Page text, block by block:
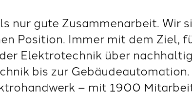
nur gute Zusammenarbeit. Wir
Position. Immer mit dem Ziel,
Elektrotechnik über
bis zur Gebäudeautomation.
– mit 1900